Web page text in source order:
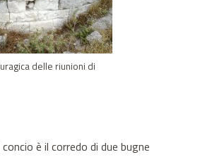
delle riunioni di
è il corredo di due bugne